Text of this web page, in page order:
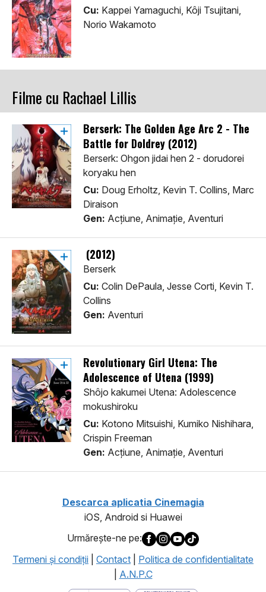
Cu: Kappei Yamaguchi, Kôji Tsujitani,
Norio Wakamoto
Filme cu Rachael Lillis
Berserk: The Golden Age Arc 2 - The
Battle for Doldrey (2012)
Berserk: Ohgon jidai hen 2 - dorudorei
koryaku hen
Cu: Doug Erholtz, Kevin T. Collins, Marc
Diraison
Gen: Acţiune, Animaţie, Aventuri
(2012)
Berserk
Cu: Colin DePaula, Jesse Corti, Kevin T.
Collins
Gen: Aventuri
Revolutionary Girl Utena: The
Adolescence of Utena (1999)
Shôjo kakumei Utena: Adolescence
mokushiroku
Cu: Kotono Mitsuishi, Kumiko Nishihara,
Crispin Freeman
Gen: Acţiune, Animaţie, Aventuri
Descarca aplicatia Cinemagia
iOS, Android si Huawei
Urmăreşte-ne pe:
Termeni şi condiţii
Contact
Politica de confidentialitate
A.N.P.C